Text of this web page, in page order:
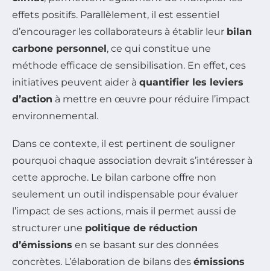
effets positifs. Parallèlement, il est essentiel
d’encourager les collaborateurs à établir leur bilan
carbone personnel, ce qui constitue une
méthode efficace de sensibilisation. En effet, ces
initiatives peuvent aider à quantifier les leviers
d’action à mettre en œuvre pour réduire l’impact
environnemental.
Dans ce contexte, il est pertinent de souligner
pourquoi chaque association devrait s’intéresser à
cette approche. Le bilan carbone offre non
seulement un outil indispensable pour évaluer
l’impact de ses actions, mais il permet aussi de
structurer une politique de réduction
d’émissions en se basant sur des données
concrètes. L’élaboration de bilans des émissions